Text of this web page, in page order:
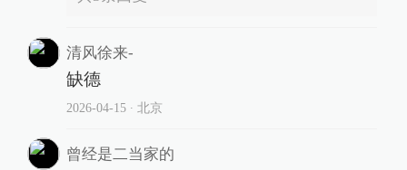
清风徐来-
缺德
2026-04-15∙ 北京
曾经是二当家的